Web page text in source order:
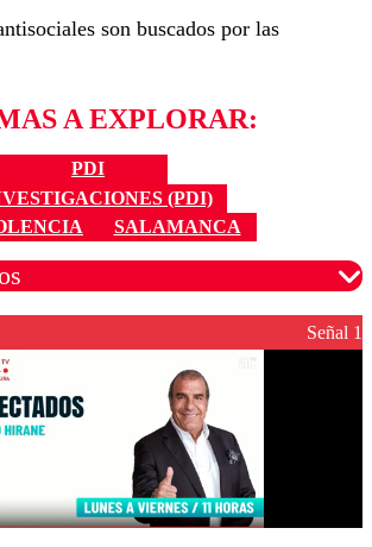
son buscados por las
A EXPLORAR:
PDI
(PDI)
SALAMANCA
son moderados para garantizar un
diálogo respetuoso.
Señal 1